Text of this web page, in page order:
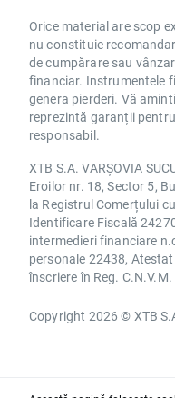
Orice material are scop
nu constituie
de cumpărare sau
financiar. Instrumentele
genera pierderi. Vă
reprezintă garanții
responsabil.
XTB S.A. VARȘOVIA
Eroilor nr. 18, Sector 5,
la Registrul Comerțului
Identificare Fiscală
intermedieri financiare
personale 22438,
înscriere în Reg.
Copyright 2026 © XTB